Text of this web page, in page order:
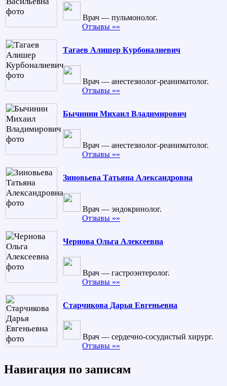
Врач — пульмонолог.
Отзывы »»
Тагаев Алишер Курбоналиевич
Врач — анестезиолог-реаниматолог.
Отзывы »»
Бычинин Михаил Владимирович
Врач — анестезиолог-реаниматолог.
Отзывы »»
Зиновьева Татьяна Александровна
Врач — эндокринолог.
Отзывы »»
Чернова Ольга Алексеевна
Врач — гастроэнтеролог.
Отзывы »»
Старчикова Дарья Евгеньевна
Врач — сердечно-сосудистый хирург.
Отзывы »»
Навигация по записям